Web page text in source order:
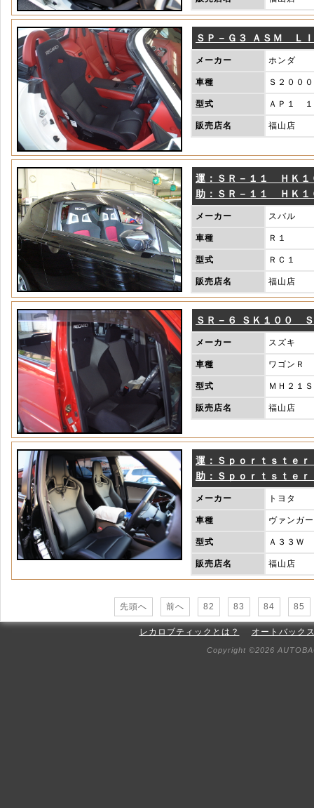
ＳＰ－Ｇ３ ＡＳＭ Ｌ
メーカー ホンダ
車種 Ｓ２０００
型式 ＡＰ１
販売店名 福山店
運：ＳＲ－１１ ＨＫ
助：ＳＲ－１１ ＨＫ
メーカー スバル
車種 Ｒ１
型式 ＲＣ１
販売店名 福山店
ＳＲ－６ ＳＫ１００
メーカー スズキ
車種 ワゴンＲ
型式 ＭＨ２１Ｓ
販売店名 福山店
運：Ｓｐｏｒｔｓｔｅ
助：Ｓｐｏｒｔｓｔｅ
メーカー トヨタ
車種 ヴァンガ
型式 Ａ３３Ｗ
販売店名 福山店
先頭へ 前へ 82 83 84 85
レカロブティックとは？ オートバック
Copyright ©2026